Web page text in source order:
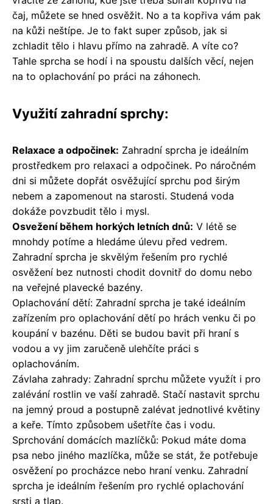
čaj, můžete se hned osvěžit. No a ta kopřiva vám pak
na kůži neštípe. Je to fakt super způsob, jak si
zchladit tělo i hlavu přímo na zahradě. A víte co?
Tahle sprcha se hodí i na spoustu dalších věcí, nejen
na to oplachování po práci na záhonech.
Využití zahradní sprchy:
Relaxace a odpočinek: Zahradní sprcha je ideálním
prostředkem pro relaxaci a odpočinek. Po náročném
dni si můžete dopřát osvěžující sprchu pod širým
nebem a zapomenout na starosti. Studená voda
dokáže povzbudit tělo i mysl.
Osvežení během horkých letních dnů: V létě se
mnohdy potíme a hledáme úlevu před vedrem.
Zahradní sprcha je skvělým řešením pro rychlé
osvěžení bez nutnosti chodit dovnitř do domu nebo
na veřejné plavecké bazény.
Oplachování dětí: Zahradní sprcha je také ideálním
zařízením pro oplachování dětí po hrách venku či po
koupání v bazénu. Děti se budou bavit při hraní s
vodou a vy jim zaručeně ulehčíte práci s
oplachováním.
Závlaha zahrady: Zahradní sprchu můžete využít i pro
zalévání rostlin ve vaší zahradě. Stačí nastavit sprchu
na jemný proud a postupně zalévat jednotlivé květiny
a keře. Tímto způsobem ušetříte čas i vodu.
Sprchování domácích mazlíčků: Pokud máte doma
psa nebo jiného mazlíčka, může se stát, že potřebuje
osvěžení po procházce nebo hraní venku. Zahradní
sprcha je ideálním řešením pro rychlé oplachování
srsti a tlap.